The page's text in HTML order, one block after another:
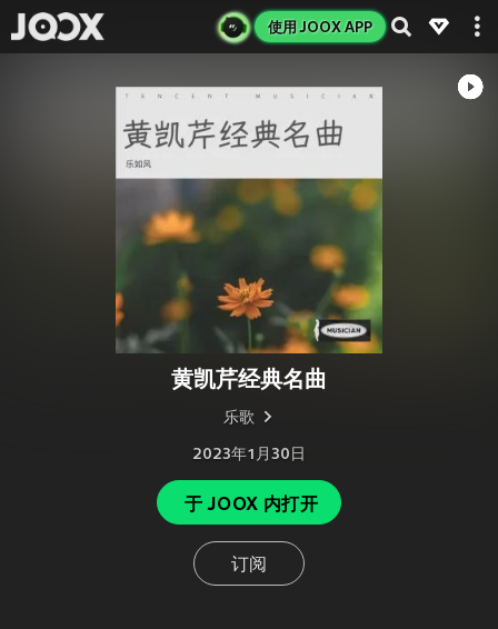
使用 JOOX APP
黄凯芹经典名曲
乐歌
2023年1月30日
于 JOOX 内打开
订阅